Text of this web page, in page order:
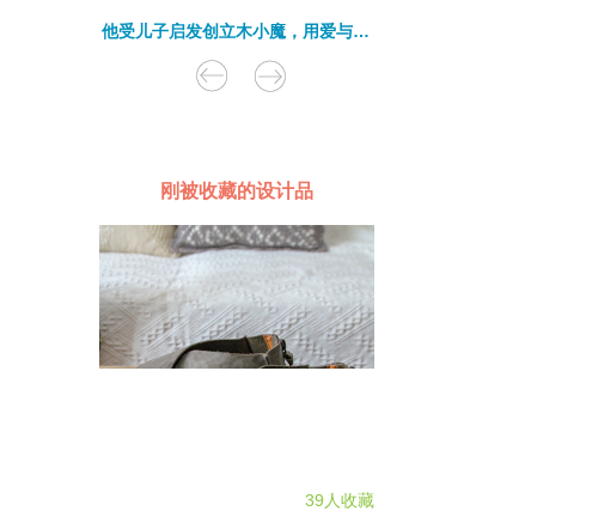
他受儿子启发创立木小魔，用爱与美拯救世界
刚被收藏的设计品
39人收藏